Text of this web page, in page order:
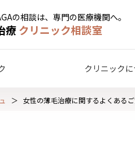
の相談は、専門の医療機関へ。
療クリニック相談室
クリニック
女性の薄毛治療に関するよくある